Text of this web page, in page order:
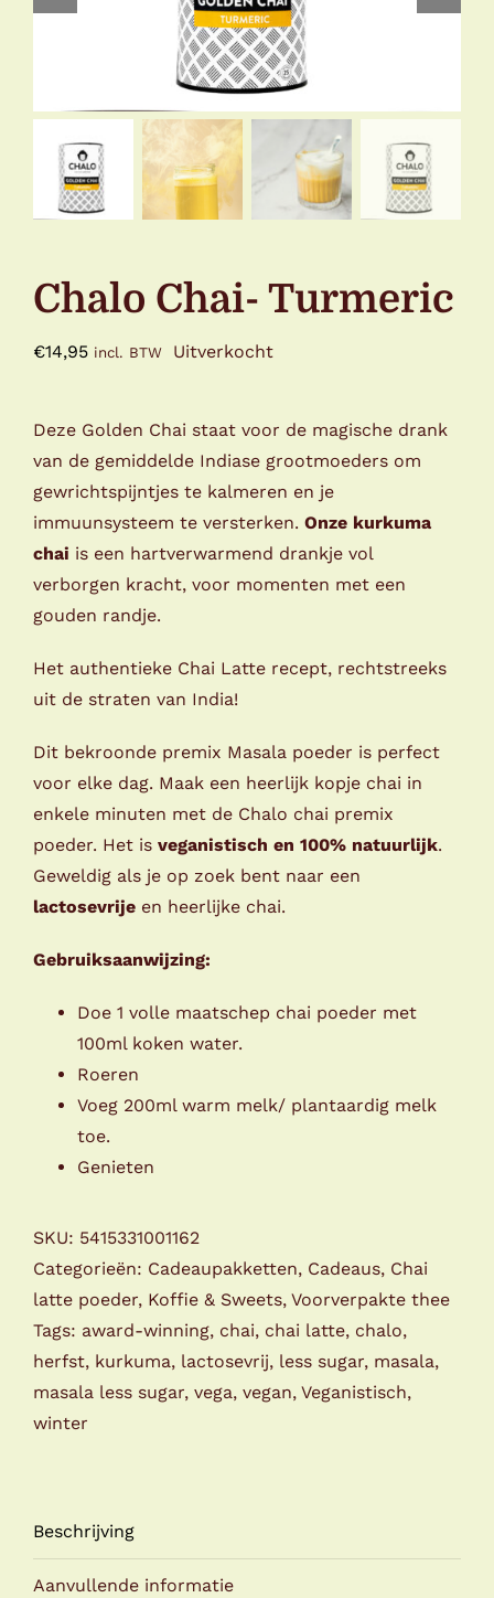
Chalo Chai- Turmeric
€14,95 incl. BTW Uitverkocht
Deze Golden Chai staat voor de magische drank
van de gemiddelde Indiase grootmoeders om
gewrichtspijntjes te kalmeren en je
immuunsysteem te versterken. Onze kurkuma
chai is een hartverwarmend drankje vol
verborgen kracht, voor momenten met een
gouden randje.
Het authentieke Chai Latte recept, rechtstreeks
uit de straten van India!
Dit bekroonde premix Masala poeder is perfect
voor elke dag. Maak een heerlijk kopje chai in
enkele minuten met de Chalo chai premix
poeder. Het is veganistisch en 100% natuurlijk.
Geweldig als je op zoek bent naar een
lactosevrije en heerlijke chai.
Gebruiksaanwijzing:
Doe 1 volle maatschep chai poeder met
100ml koken water.
Roeren
Voeg 200ml warm melk/ plantaardig melk
toe.
Genieten
SKU: 5415331001162
Categorieën: Cadeaupakketten, Cadeaus, Chai
latte poeder, Koffie & Sweets, Voorverpakte thee
Tags: award-winning, chai, chai latte, chalo,
herfst, kurkuma, lactosevrij, less sugar, masala,
masala less sugar, vega, vegan, Veganistisch,
winter
Beschrijving
Aanvullende informatie